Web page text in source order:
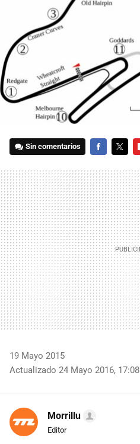
Sin comentarios
19 Mayo 2015
Actualizado 24 Mayo 2016, 17:08
Morrillu
Editor